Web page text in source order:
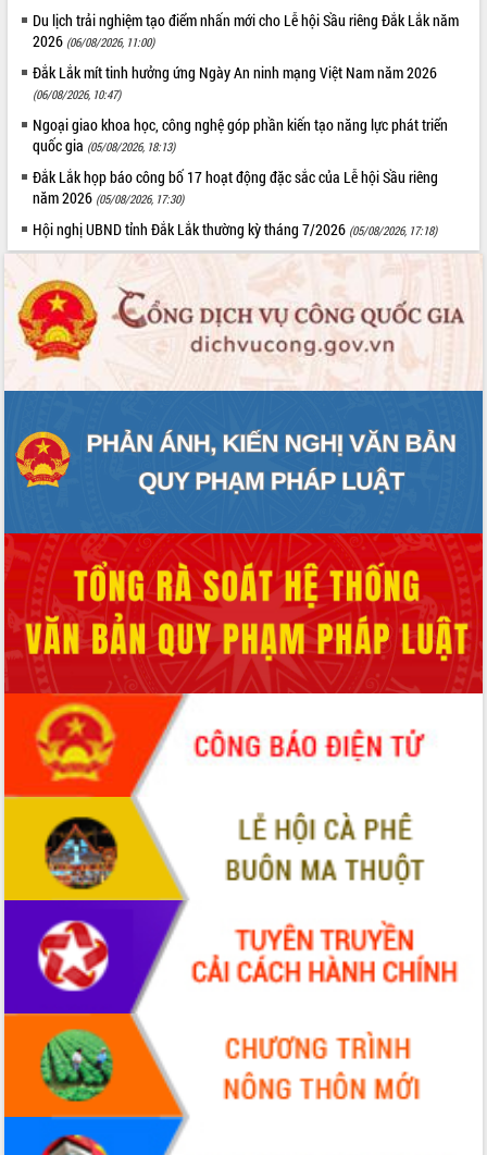
Du lịch trải nghiệm tạo điểm nhấn mới cho Lễ hội Sầu riêng Đắk Lắk năm
2026 (06/08/2026, 11:00)
Đắk Lắk mít tinh hưởng ứng Ngày An ninh mạng Việt Nam năm 2026
(06/08/2026, 10:47)
Ngoại giao khoa học, công nghệ góp phần kiến tạo năng lực phát triển
quốc gia (05/08/2026, 18:13)
Đắk Lắk họp báo công bố 17 hoạt động đặc sắc của Lễ hội Sầu riêng
năm 2026 (05/08/2026, 17:30)
Hội nghị UBND tỉnh Đắk Lắk thường kỳ tháng 7/2026 (05/08/2026, 17:18)